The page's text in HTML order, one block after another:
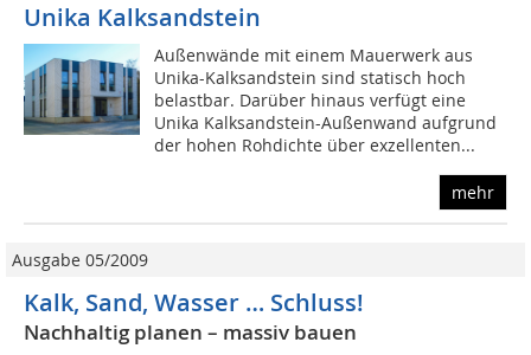
Unika Kalksandstein
Außenwände mit einem Mauerwerk aus
Unika-Kalksandstein sind statisch hoch
belastbar. Darüber hinaus verfügt eine
Unika Kalksandstein-Außenwand aufgrund
der hohen Rohdichte über exzellenten...
mehr
Ausgabe 05/2009
Kalk, Sand, Wasser … Schluss!
Nachhaltig planen – massiv bauen